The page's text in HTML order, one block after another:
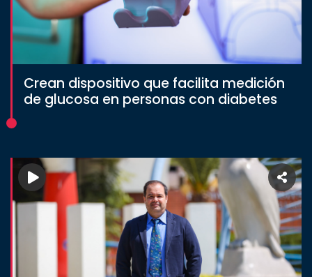
Crean dispositivo que facilita medición
de glucosa en personas con diabetes